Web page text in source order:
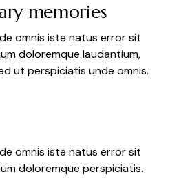
memories
omnis iste natus error sit
doloremque laudantium,
ut perspiciatis unde omnis.
omnis iste natus error sit
doloremque perspiciatis.